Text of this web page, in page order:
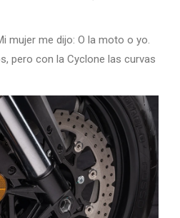
mujer me dijo: O la moto o yo.
pero con la Cyclone las curvas